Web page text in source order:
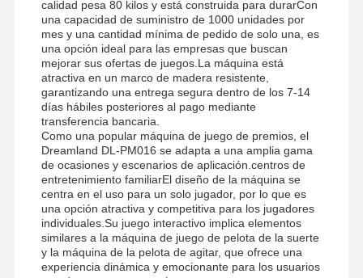
Máquina de juego de la garra
máquina de juego para empujar monedas
Equipo de juegos suave
Simulador de juegos de motocicleta
Simulador de VR 360
Cine de VR
coche de parachoques
calidad pesa 80 kilos y está construida para durarCon
una capacidad de suministro de 1000 unidades por
mes y una cantidad mínima de pedido de solo una, es
una opción ideal para las empresas que buscan
mejorar sus ofertas de juegos.La máquina está
atractiva en un marco de madera resistente,
garantizando una entrega segura dentro de los 7-14
días hábiles posteriores al pago mediante
transferencia bancaria.
Como una popular máquina de juego de premios, el
Dreamland DL-PM016 se adapta a una amplia gama
de ocasiones y escenarios de aplicación.centros de
entretenimiento familiarEl diseño de la máquina se
centra en el uso para un solo jugador, por lo que es
una opción atractiva y competitiva para los jugadores
individuales.Su juego interactivo implica elementos
similares a la máquina de juego de pelota de la suerte
y la máquina de la pelota de agitar, que ofrece una
experiencia dinámica y emocionante para los usuarios